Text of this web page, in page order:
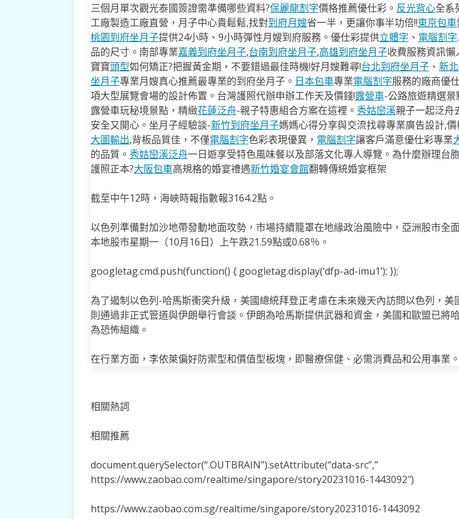
三個月單次觀光泰國簽證需準備哪些資料?保麗龍割字價格推薦優仕彩。 反光背心全系
工廠製造工廠直營，月子中心貴鬆鬆,找對到府月嫂省一半，更讓你事半功倍!!東京包車
桃園到府坐月子提供24小時、9小時彈性月嫂到府服務。優仕彩提供立體字 、 電腦割字
品的尺寸。南部專業嘉義到府坐月子,台南到府坐月子,高雄到府坐月子收費服務資訊懶
寶寶頭型如何矯正?把握黃金期，不要錯過最佳時機!好月嫂難尋!台北到府坐月子、 新
坐月子專業月嫂真心推薦最專業的到府坐月子。 日本包車專業電腦割字服務的廠商優
項大型展覽會場的設計佈置。台灣護照代辦申辦工作天及價錢!露營車-公路旅遊精選景
露營車玩秘境景點，精緻花蓮泛舟-親子特惠組合方案在這裡。 秀姑巒溪親子一起泛舟
安全又開心。坐月子經驗談-新竹到府坐月子媽媽心得分享與交流找尋專業廣告設計,
大圖輸出,背板品質佳，不僅電腦割字色彩表現優異， 電腦割字讓客戶滿意優仕彩專業
的品質。 秀姑巒溪泛舟一日遊享受特色風味餐以及部落文化專人導覽。為什麼辦理台
護照正本?大阪包車高規格的婚宴禮遇新竹婚宴會館翻轉傳統婚宴框架
截至中午12時，海峽時報指數報3164.2點。
以色列準備對加沙地帶發動地面攻勢，市場持續籠罩在地緣政治風險中，亞洲股市全
本地股市星期一（10月16日）上午跌21.59點或0.68％。
googletag.cmd.push(function() { googletag.display(‘dfp-ad-imu1’); });
為了遏制以色列-哈馬斯衝突升級，美國總統拜登正考慮在未來幾天內訪問以色列，美
則通過非正式管道與伊朗舉行會談。伊朗為哈馬斯提供武器和資金，美國和歐盟已將
為恐怖組織。
在行業方面，李依萊偏好防禦型和價值型板塊，即醫療保健、必需消費品和公用事業。
相關熱詞
相關推薦
document.querySelector(“.OUTBRAIN”).setAttribute(“data-src”,”
https://www.zaobao.com/realtime/singapore/story20231016-1443092″)
https://www.zaobao.com.sg/realtime/singapore/story20231016-1443092